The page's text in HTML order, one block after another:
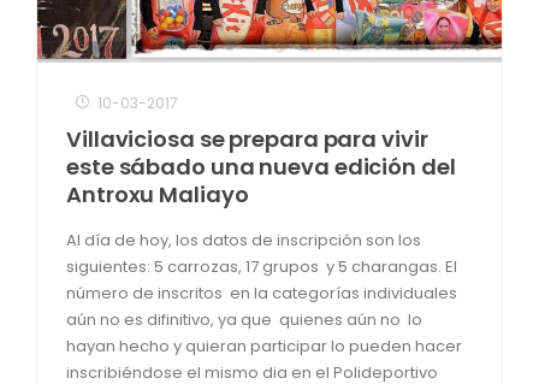
10-03-2017
Villaviciosa se prepara para vivir
este sábado una nueva edición del
Antroxu Maliayo
Al día de hoy, los datos de inscripción son los
siguientes: 5 carrozas, 17 grupos y 5 charangas. El
número de inscritos en la categorías individuales
aún no es difinitivo, ya que quienes aún no lo
hayan hecho y quieran participar lo pueden hacer
inscribiéndose el mismo dia en el Polideportivo